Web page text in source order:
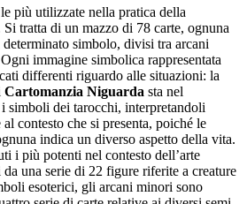
più utilizzate nella pratica della
Si tratta di un mazzo di 78 carte, ognuna
simbolo, divisi tra arcani
immagine simbolica rappresentata
differenti riguardo alle situazioni: la
Cartomanzia Niguarda sta nel
simboli dei tarocchi, interpretandoli
contesto che si presenta, poiché le
indica un diverso aspetto della vita.
i più potenti nel contesto dell’arte
una serie di 22 figure riferite a creature
esoterici, gli arcani minori sono